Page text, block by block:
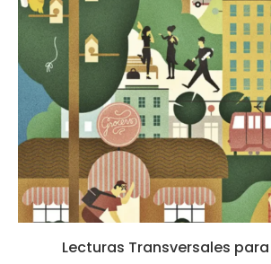
Lecturas Transversales